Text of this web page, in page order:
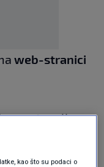
web-stranici
povrat molimo
im mogao biti
kao što su podaci o